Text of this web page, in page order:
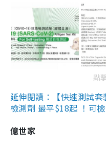
點
延伸閱讀：【快速測試
檢測劑 最平$18起 ！可
億世家